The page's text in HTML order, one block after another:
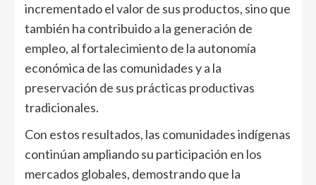
incrementado el valor de sus productos, sino que
también ha contribuido a la generación de
empleo, al fortalecimiento de la autonomía
económica de las comunidades y a la
preservación de sus prácticas productivas
tradicionales.
Con estos resultados, las comunidades indígenas
continúan ampliando su participación en los
mercados globales, demostrando que la